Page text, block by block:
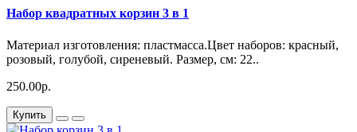
Набор квадратных корзин 3 в 1
Материал изготовления: пластмасса.Цвет наборов: красный,
розовый, голубой, сиреневый. Размер, см: 22..
250.00р.
Купить